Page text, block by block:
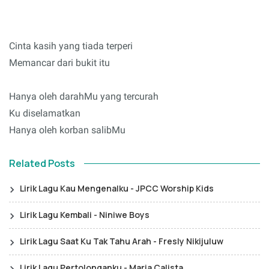
Cinta kasih yang tiada terperi
Memancar dari bukit itu
Hanya oleh darahMu yang tercurah
Ku diselamatkan
Hanya oleh korban salibMu
Related Posts
Lirik Lagu Kau Mengenalku - JPCC Worship Kids
Lirik Lagu Kembali - Niniwe Boys
Lirik Lagu Saat Ku Tak Tahu Arah - Fresly Nikijuluw